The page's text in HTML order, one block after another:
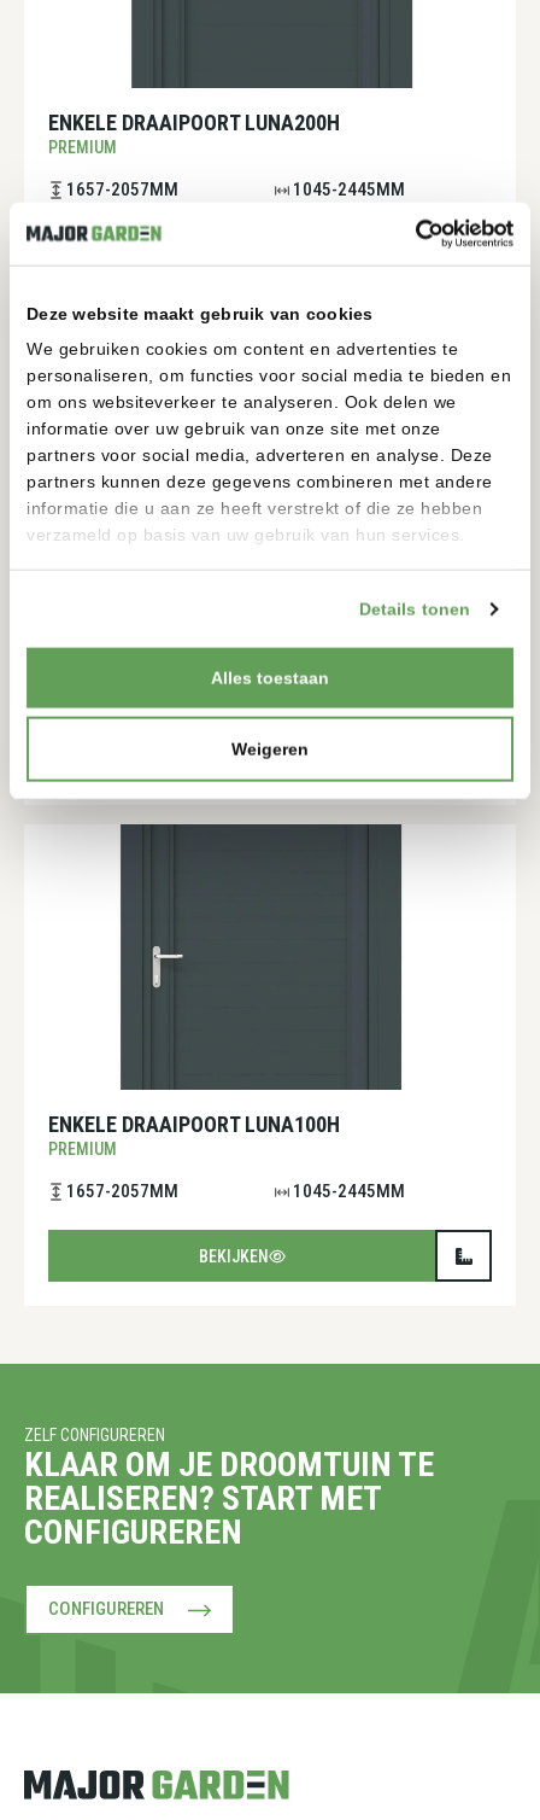
Deze website maakt gebruik van cookies
We gebruiken cookies om content en advertenties te
personaliseren, om functies voor social media te bieden en
om ons websiteverkeer te analyseren. Ook delen we
informatie over uw gebruik van onze site met onze
partners voor social media, adverteren en analyse. Deze
partners kunnen deze gegevens combineren met andere
informatie die u aan ze heeft verstrekt of die ze hebben
verzameld op basis van uw gebruik van hun services.
Details tonen
Alles toestaan
Weigeren
ENKELE DRAAIPOORT LUNA200H
PREMIUM
1657-2057MM 1045-2445MM
PREMIUM
1045-2445MM
BEKIJKEN
ENKELE DRAAIPOORT LUNA100H
PREMIUM
1657-2057MM 1045-2445MM
BEKIJKEN
ZELF CONFIGUREREN
KLAAR OM JE DROOMTUIN TE
REALISEREN? START MET
CONFIGUREREN
CONFIGUREREN